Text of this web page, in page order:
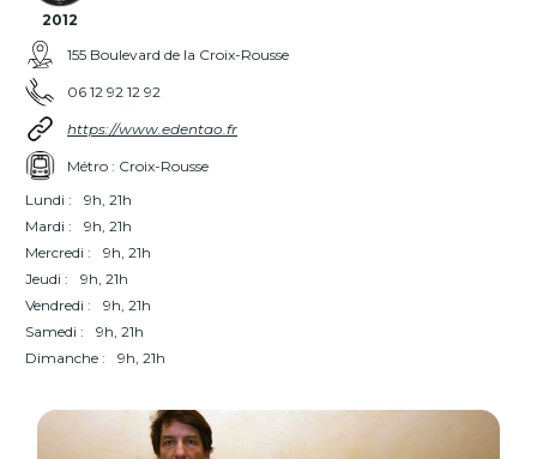
2012
155 Boulevard de la Croix-Rousse
06 12 92 12 92
https://www.edentao.fr
Métro : Croix-Rousse
Lundi :
9h, 21h
Mardi :
9h, 21h
Mercredi :
9h, 21h
Jeudi :
9h, 21h
Vendredi :
9h, 21h
Samedi :
9h, 21h
Dimanche :
9h, 21h